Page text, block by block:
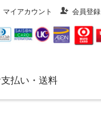
マイアカウント 会員登録
払い・送料